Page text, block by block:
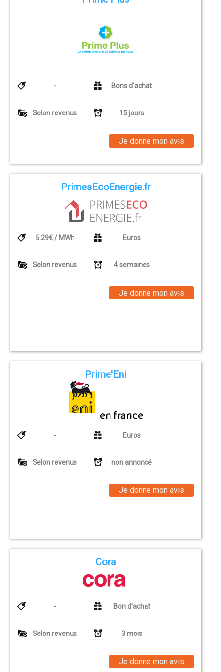
- Bons d'achat
Selon revenus 15 jours
Je donne mon avis
PrimesEcoEnergie.fr
5.29€ / MWh Euros
Selon revenus 4 semaines
Je donne mon avis
Prime'Eni
- Euros
Selon revenus non annoncé
Je donne mon avis
Cora
- Bon d'achat
Selon revenus 3 mois
Je donne mon avis